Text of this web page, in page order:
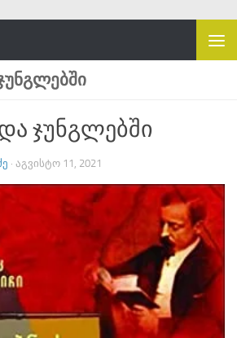
ჯუნგლებში
· ᲐᲒᲕᲘᲡᲢᲝ 11, 2021